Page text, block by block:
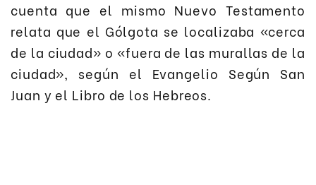
cuenta que el mismo Nuevo Testamento
relata que el Gólgota se localizaba «cerca
de la ciudad» o «fuera de las murallas de la
ciudad», según el Evangelio Según San
Juan y el Libro de los Hebreos.